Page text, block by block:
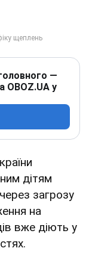
—
OBOZ.UA у
дітям
загрозу
на
вже діють у